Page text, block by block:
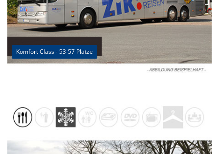
Komfort Class - 53-57 Plätze